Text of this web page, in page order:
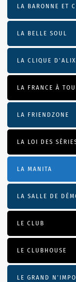
LA BARONNE ET
LA BELLE SOUL
LA CLIQUE D'ALIX
LA FRANCE À
LA FRIENDZONE
LA LOI DES
LA MANITA
LA SALLE DE
LE CLUB
LE CLUBHOUSE
LE GRAND